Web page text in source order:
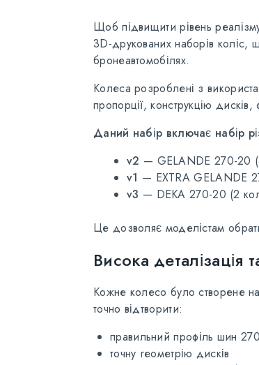
Щоб підвищити рівень
3D-друкованих наборів коліс,
бронеавтомобілях.
Колеса розроблені з
пропорції, конструкцію
Даний набір включає набір
v2 — GELANDE 270-20
v1 — EXTRA GELANDE
v3 — DEKA 270-20 (2
Це дозволяє моделістам
Висока деталізація
Кожне колесо було створене на
точно відтворити:
правильний профіль шин
точну геометрію дисків